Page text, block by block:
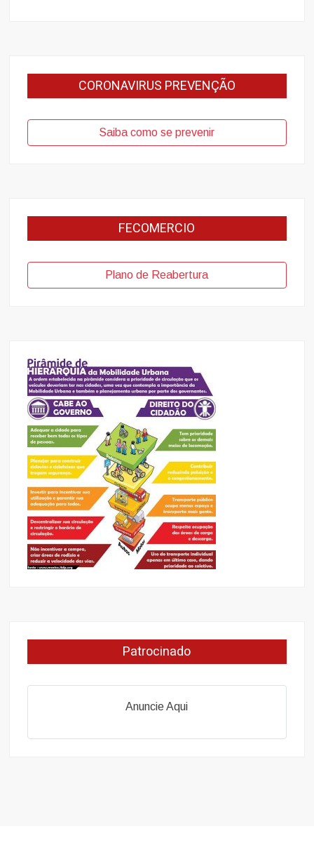
CORONAVIRUS PREVENÇÃO
Saiba como se prevenir
FECOMERCIO
Plano de Reabertura
Patrocinado
Anuncie Aqui